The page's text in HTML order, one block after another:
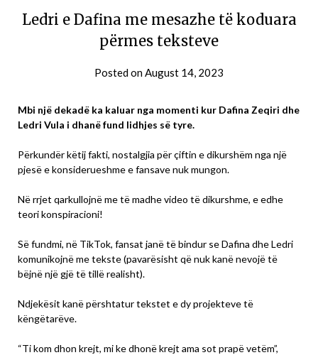
Ledri e Dafina me mesazhe të koduara
përmes teksteve
Posted onAugust 14, 2023
Mbi një dekadë ka kaluar nga momenti kur Dafina Zeqiri dhe
Ledri Vula i dhanë fund lidhjes së tyre.
Përkundër këtij fakti, nostalgjia për çiftin e dikurshëm nga një
pjesë e konsiderueshme e fansave nuk mungon.
Në rrjet qarkullojnë me të madhe video të dikurshme, e edhe
teori konspiracioni!
Së fundmi, në TikTok, fansat janë të bindur se Dafina dhe Ledri
komunikojnë me tekste (pavarësisht që nuk kanë nevojë të
bëjnë një gjë të tillë realisht).
Ndjekësit kanë përshtatur tekstet e dy projekteve të
këngëtarëve.
“Ti kom dhon krejt, mi ke dhonë krejt ama sot prapë vetëm”,